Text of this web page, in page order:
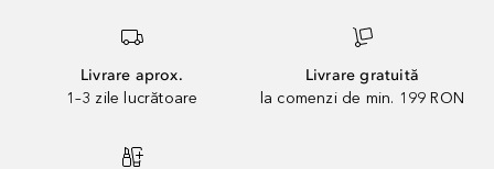
Livrare aprox.
1–3 zile lucrătoare
Livrare gratuită
la comenzi de min. 199 RON